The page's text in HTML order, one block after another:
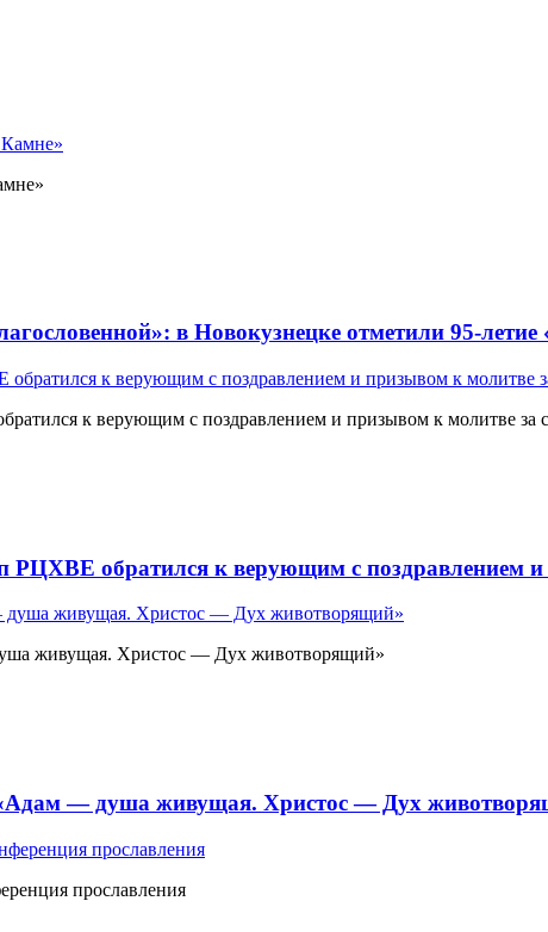
в Новокузнецке отметили 95-
к верующим с поздравлением и призывом к молитве за
РЦХВЕ обратился к верующим с поздравлением
живущая. Христос — Дух животворящий»
— душа живущая. Христос — Дух
прославления